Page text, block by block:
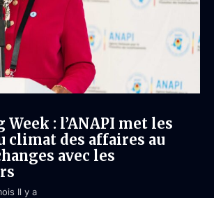
: l’ANAPI met les
climat des affaires au
avec les
Il y a